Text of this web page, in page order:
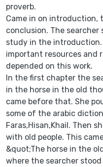
proverb.
Came in on introduction,
conclusion. The
study in the
important resources and
depended on this work.
In the first chapter the
in the horse in the old
came before that. She
some of the arabic
Faras,Hisan,Khail. Then
with old people. This
&quot;The horse in the
where the searcher